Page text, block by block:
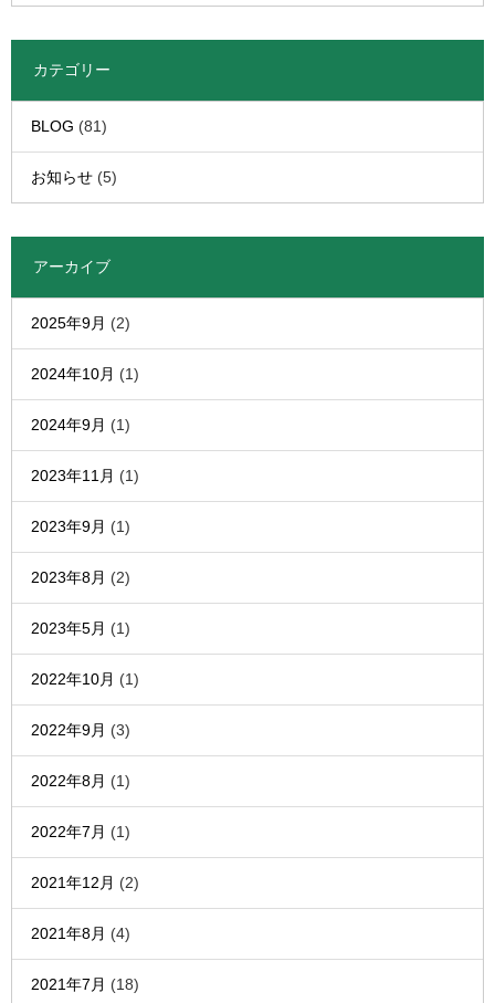
カテゴリー
BLOG (81)
お知らせ (5)
アーカイブ
2025年9月 (2)
2024年10月 (1)
2024年9月 (1)
2023年11月 (1)
2023年9月 (1)
2023年8月 (2)
2023年5月 (1)
2022年10月 (1)
2022年9月 (3)
2022年8月 (1)
2022年7月 (1)
2021年12月 (2)
2021年8月 (4)
2021年7月 (18)